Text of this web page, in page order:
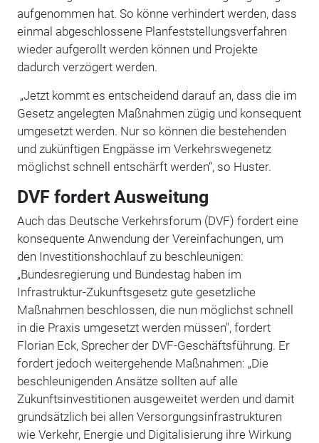
aufgenommen hat. So könne verhindert werden, dass
einmal abgeschlossene Planfeststellungsverfahren
wieder aufgerollt werden können und Projekte
dadurch verzögert werden.
„Jetzt kommt es entscheidend darauf an, dass die im
Gesetz angelegten Maßnahmen zügig und konsequent
umgesetzt werden. Nur so können die bestehenden
und zukünftigen Engpässe im Verkehrswegenetz
möglichst schnell entschärft werden“, so Huster.
DVF fordert Ausweitung
Auch das Deutsche Verkehrsforum (DVF) fordert eine
konsequente Anwendung der Vereinfachungen, um
den Investitionshochlauf zu beschleunigen:
„Bundesregierung und Bundestag haben im
Infrastruktur-Zukunftsgesetz gute gesetzliche
Maßnahmen beschlossen, die nun möglichst schnell
in die Praxis umgesetzt werden müssen", fordert
Florian Eck, Sprecher der DVF-Geschäftsführung. Er
fordert jedoch weitergehende Maßnahmen: „Die
beschleunigenden Ansätze sollten auf alle
Zukunftsinvestitionen ausgeweitet werden und damit
grundsätzlich bei allen Versorgungsinfrastrukturen
wie Verkehr, Energie und Digitalisierung ihre Wirkung